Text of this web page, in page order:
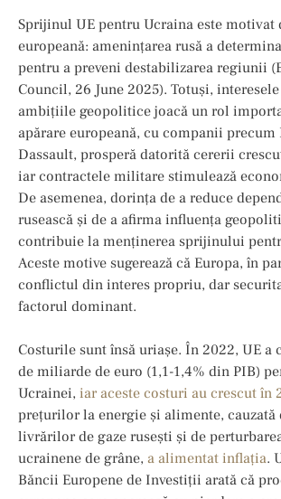
Sprijinul UE pentru Ucraina este motivat
europeană: amenințarea rusă a
pentru a preveni destabilizarea regiunii
Council, 26 June 2025). Totuși,
ambițiile geopolitice joacă un rol
apărare europeană, cu companii
Dassault, prosperă datorită cererii
iar contractele militare stimulează
De asemenea, dorința de a reduce
rusească și de a afirma influența
contribuie la menținerea sprijinului
Aceste motive sugerează că Europa, în
conflictul din interes propriu, dar
factorul dominant.
Costurile sunt însă uriașe. În 2022, UE a
de miliarde de euro (1,1-1,4% din PIB)
Ucrainei, iar aceste costuri au crescut în
prețurilor la energie și alimente, cauzată
livrărilor de gaze rusești și de
ucrainene de grâne, a alimentat inflația.
Băncii Europene de Investiții arată că